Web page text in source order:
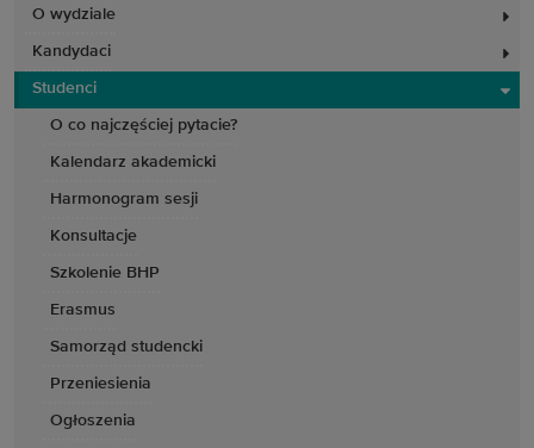
O wydziale
Kandydaci
Studenci
O co najczęściej pytacie?
Kalendarz akademicki
Harmonogram sesji
Konsultacje
Szkolenie BHP
Erasmus
Samorząd studencki
Przeniesienia
Ogłoszenia